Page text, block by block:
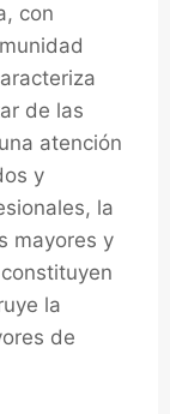
con
de las
atención
y
la
mayores y
la
de